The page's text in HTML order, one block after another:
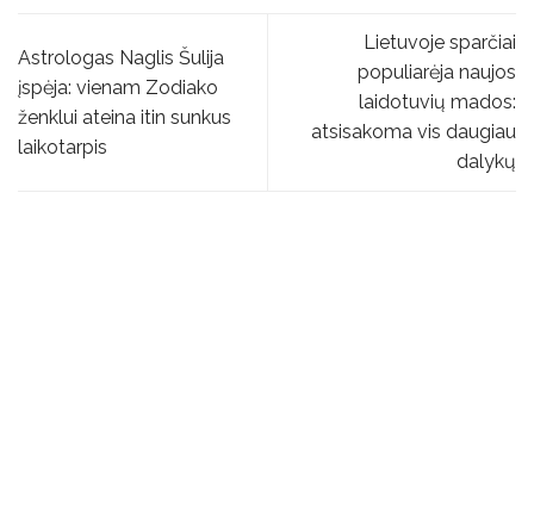
Astrologas Naglis Šulija
įspėja: vienam Zodiako
ženklui ateina itin sunkus
laikotarpis
Lietuvoje sparčiai
populiarėja naujos
laidotuvių mados:
atsisakoma vis daugiau
dalykų